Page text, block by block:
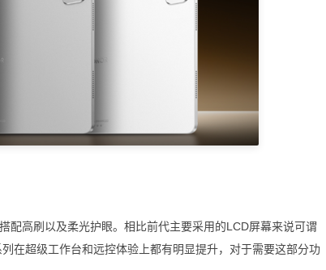
高刷以及柔光护眼。相比前代主要采用的LCD屏幕来说可谓
在超级工作台和远控体验上都有明显提升，对于需要这部分功